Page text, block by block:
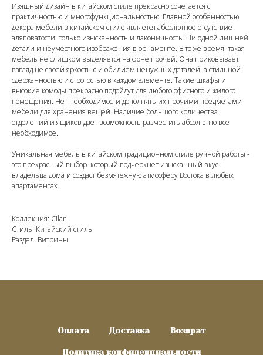
Изящный дизайн в китайском стиле прекрасно сочетается с
практичностью и многофункциональностью. Главной особенностью
декора мебели в китайском стиле является абсолютное отсутствие
аляповатости: только изысканность и лаконичность. Ни одной лишней
детали и неуместного изображения в орнаменте. В то же время. такая
мебель не слишком выделяется на фоне прочей. Она приковывает
взгляд не своей яркостью и обилием ненужных деталей. а стильной
сдержанностью и строгостью в каждом элементе. Такие шкафы и
высокие комоды прекрасно подойдут для любого офисного и жилого
помещения. Нет необходимости дополнять их прочими предметами
мебели для хранения вещей. Наличие большого количества
отделений и ящиков дает возможность разместить абсолютно все
необходимое.
Уникальная мебель в китайском традиционном стиле ручной работы -
это прекрасный выбор. который подчеркнет изысканный вкус
владельца дома и создаст безмятежную атмосферу Востока в любых
апартаментах.
Коллекция: Cilan
Стиль: Китайский стиль
Раздел: Витрины
Оплата Доставка Возврат
Политика конфиденциальности